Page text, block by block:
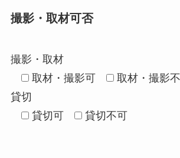
撮影・取材可否
撮影・取材
取材・撮影可
取材・撮影
貸切
貸切可
貸切不可